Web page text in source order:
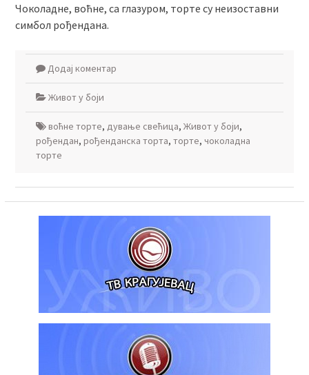
Чоколадне, воћне, са глазуром, торте су неизоставни
симбол рођендана.
Додај коментар
Живот у боји
воћне торте, дување свећица, Живот у боји,
рођендан, рођенданска торта, торте, чоколадна
торте